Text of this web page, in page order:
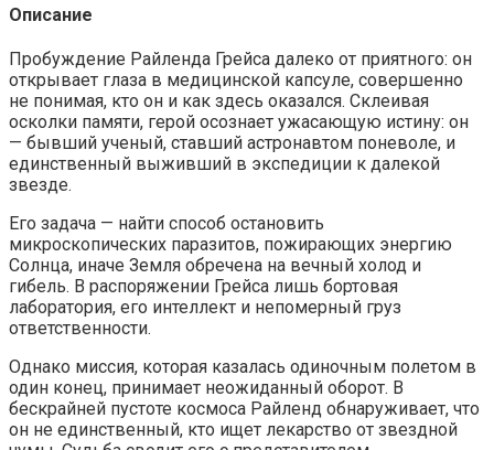
Описание
Пробуждение Райленда Грейса далеко от приятного: он
открывает глаза в медицинской капсуле, совершенно
не понимая, кто он и как здесь оказался. Склеивая
осколки памяти, герой осознает ужасающую истину: он
— бывший ученый, ставший астронавтом поневоле, и
единственный выживший в экспедиции к далекой
звезде.
Его задача — найти способ остановить
микроскопических паразитов, пожирающих энергию
Солнца, иначе Земля обречена на вечный холод и
гибель. В распоряжении Грейса лишь бортовая
лаборатория, его интеллект и непомерный груз
ответственности.
Однако миссия, которая казалась одиночным полетом в
один конец, принимает неожиданный оборот. В
бескрайней пустоте космоса Райленд обнаруживает, что
он не единственный, кто ищет лекарство от звездной